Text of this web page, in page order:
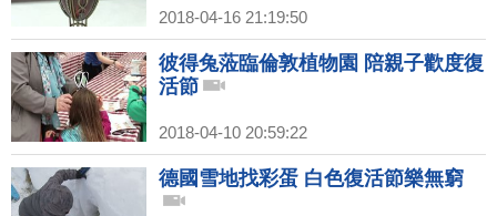
2018-04-16 21:19:50
彼得兔蒞臨倫敦植物園 陪親子歡度復
活節
2018-04-10 20:59:22
德國雪地找彩蛋 白色復活節樂無窮